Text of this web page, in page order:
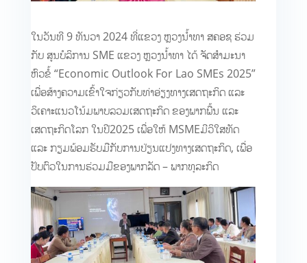
ໃນວັນທີ 9 ທັນວາ 2024 ທີ່ແຂວງ ຫຼວງນ້ຳທາ ສຄອຊ ຮ່ວມ
ກັບ ສູນບໍລິການ SME ແຂວງ ຫຼວງນ້ຳທາ ໄດ້ ຈັດສຳມະນາ
ຫົວຂໍ້ “Economic Outlook For Lao SMEs 2025”
ເພື່ອສ້າງຄວາມເຂົ້າໃຈກ່ຽວກັບທ່າອ່ຽງທາງເສດຖະກິດ ແລະ
ວິເຄາະແນວໂນ້ມພາບລວມເສດຖະກິດ ຂອງພາກພື້ນ ແລະ
ເສດຖະກິດໂລກ ໃນປີ2025 ເພື່ອໃຫ້ MSMEມີວິໃສທັດ
ແລະ ກຽມພ້ອມຮັບມືກັບການປ່ຽນແປງທາງເສດຖະກິດ, ເພື່ອ
ປັບຕົວໃນການຮ່ວມມືຂອງພາກລັດ – ພາກທຸລະກິດ